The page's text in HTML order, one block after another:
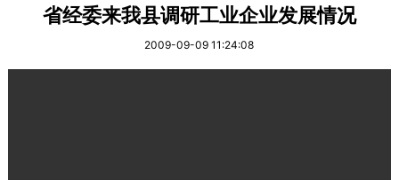
省经委来我县调研工业企业发展情况
2009-09-09 11:24:08